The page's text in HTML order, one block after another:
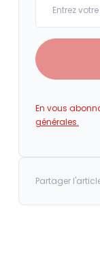
En vous
générales.
Partager